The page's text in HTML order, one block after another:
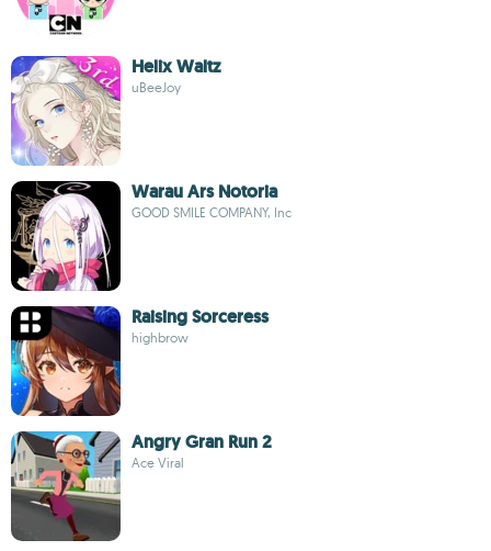
Helix Waltz
uBeeJoy
Warau Ars Notoria
GOOD SMILE COMPANY, Inc
Raising Sorceress
highbrow
Angry Gran Run 2
Ace Viral